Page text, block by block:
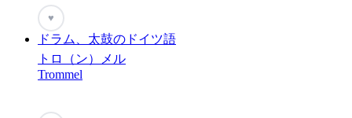
♥
ドラム、太鼓のドイツ語
トロ（ン）メル
Trommel